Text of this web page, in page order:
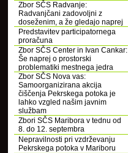
Zbor SČS Radvanje:
Radvanjčani zadovoljni z
doseženim, a že gledajo naprej
Predstavitev participatornega
proračuna
Zbor SČS Center in Ivan Cankar:
Še naprej o prostorski
problematiki mestnega jedra
Zbor SČS Nova vas:
Samoorganizirana akcija
čiščenja Pekrskega potoka je
lahko vzgled našim javnim
službam
Zbori SČS Maribora v tednu od
8. do 12. septembra
Nepravilnosti pri vzdrževanju
Pekrskega potoka v Mariboru